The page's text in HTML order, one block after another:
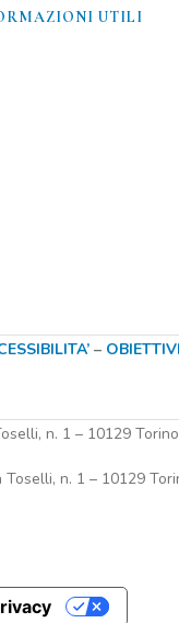
UTILI​
–
n. 1 – 10129
Toselli, n. 1 – 10129